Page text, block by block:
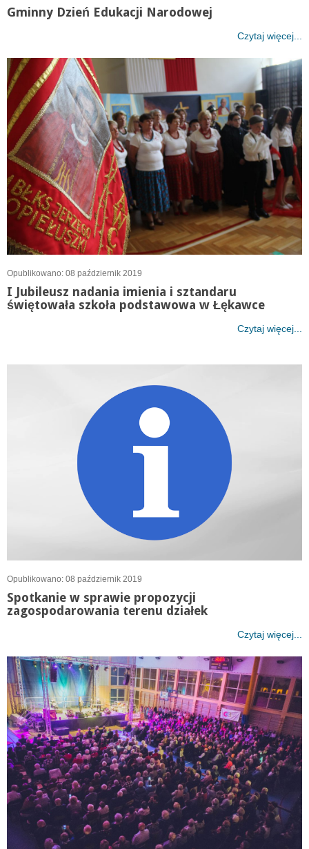
Gminny Dzień Edukacji Narodowej
Czytaj więcej...
Opublikowano: 08 październik 2019
I Jubileusz nadania imienia i sztandaru
świętowała szkoła podstawowa w Łękawce
Czytaj więcej...
Opublikowano: 08 październik 2019
Spotkanie w sprawie propozycji
zagospodarowania terenu działek
Czytaj więcej...